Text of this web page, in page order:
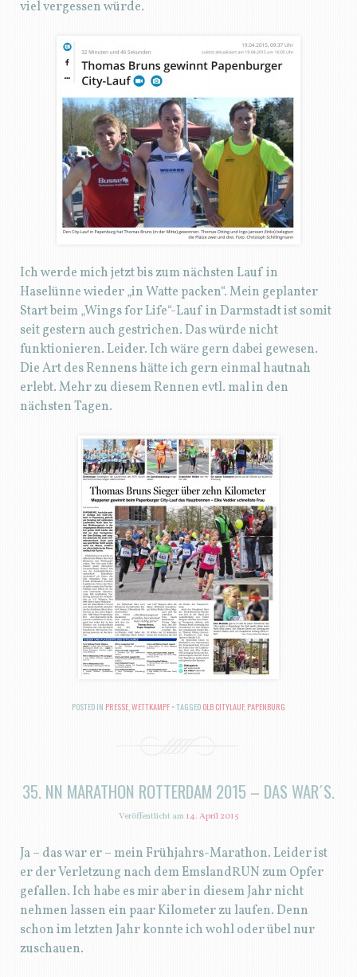
viel vergessen würde.
Ich werde mich jetzt bis zum nächsten Lauf in
Haselünne wieder „in Watte packen“. Mein geplanter
Start beim „Wings for Life“-Lauf in Darmstadt ist somit
seit gestern auch gestrichen. Das würde nicht
funktionieren. Leider. Ich wäre gern dabei gewesen.
Die Art des Rennens hätte ich gern einmal hautnah
erlebt. Mehr zu diesem Rennen evtl. mal in den
nächsten Tagen.
POSTED IN PRESSE,WETTKAMPF TAGGED OLB CITYLAUF, PAPENBURG
35. NN MARATHON ROTTERDAM 2015 – DAS WAR´S.
Veröffentlicht am14. April 2015
Ja – das war er – mein Frühjahrs-Marathon. Leider ist
er der Verletzung nach dem EmslandRUN zum Opfer
gefallen. Ich habe es mir aber in diesem Jahr nicht
nehmen lassen ein paar Kilometer zu laufen. Denn
schon im letzten Jahr konnte ich wohl oder übel nur
zuschauen.